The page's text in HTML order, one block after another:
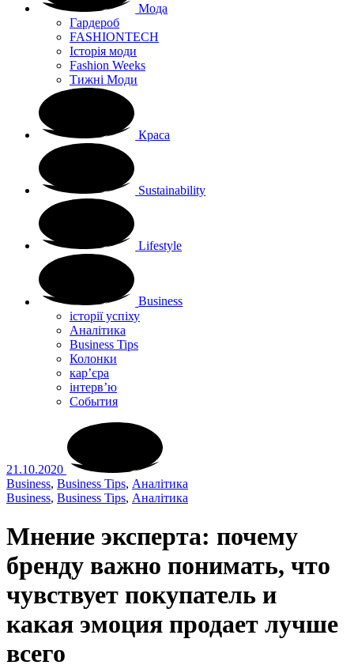
Мода
Гардероб
FASHIONTECH
Історія моди
Fashion Weeks
Тижні Моди
Краса
Sustainability
Lifestyle
Business
історії успіху
Аналітика
Business Tips
Колонки
кар’єра
інтерв’ю
Cобытия
21.10.2020
Business, Business Tips, Аналітика
Business, Business Tips, Аналітика
Мнение эксперта: почему
бренду важно понимать, что
чувствует покупатель и
какая эмоция продает лучше
всего